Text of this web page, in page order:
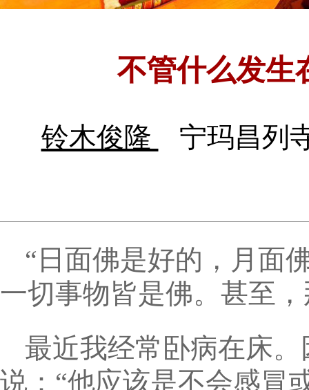
不管什么发生
铃木俊隆 宁玛昌列
“日面佛是好的，月
一切事物皆是佛。甚至
最近我经常卧病在床
说：“他应该是不会感